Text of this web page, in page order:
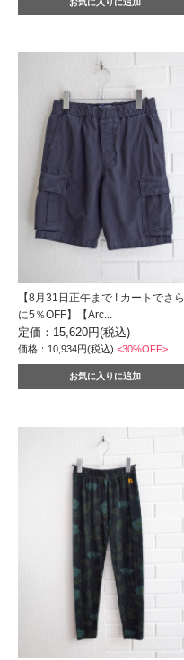
【8月31日正午まで ! カートでさら
に5％OFF】【Arc...
定価：15,620円(税込)
価格：10,934円(税込) <30%OFF>